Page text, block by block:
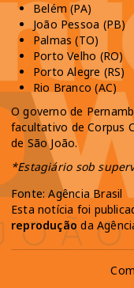
Belém (PA)
João Pessoa (PB)
Palmas (TO)
Porto Velho (RO)
Porto Alegre (RS)
Rio Branco (AC)
O governo de
facultativo de Corpus
de São João.
*Estagiário sob
Fonte: Agência Brasil
Esta notícia foi
reprodução da